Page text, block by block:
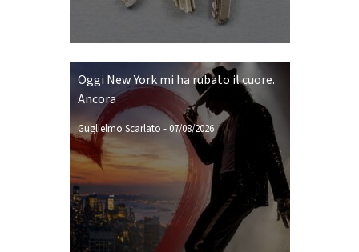
Oggi New York mi ha rubato il cuore.
Ancora
Guglielmo Scarlato -07/08/2026